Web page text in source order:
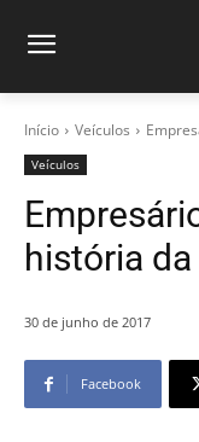
Início Veículos
Veículos
história
30 de junho de 2017
Facebook